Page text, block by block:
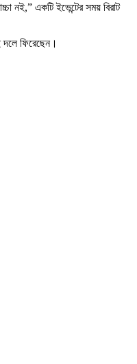
একটি ইভেন্টের সময় বিরাট
ফিরেছেন।